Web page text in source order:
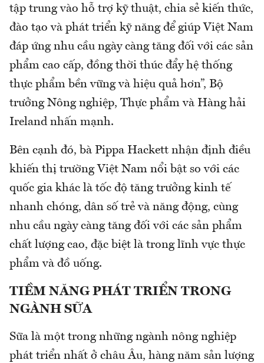
tập trung vào hỗ trợ kỹ thuật, chia sẻ kiến ​​thức,
đào tạo và phát triển kỹ năng để giúp Việt Nam
đáp ứng nhu cầu ngày càng tăng đối với các sản
phẩm cao cấp, đồng thời thúc đẩy hệ thống
thực phẩm bền vững và hiệu quả hơn”, Bộ
trưởng Nông nghiệp, Thực phẩm và Hàng hải
Ireland nhấn mạnh.
Bên cạnh đó, bà Pippa Hackett nhận định điều
khiến thị trường Việt Nam nổi bật so với các
quốc gia khác là tốc độ tăng trưởng kinh tế
nhanh chóng, dân số trẻ và năng động, cùng
nhu cầu ngày càng tăng đối với các sản phẩm
chất lượng cao, đặc biệt là trong lĩnh vực thực
phẩm và đồ uống.
TIỀM NĂNG PHÁT TRIỂN TRONG
NGÀNH SỮA
Sữa là một trong những ngành nông nghiệp
phát triển nhất ở châu Âu, hàng năm sản lượng